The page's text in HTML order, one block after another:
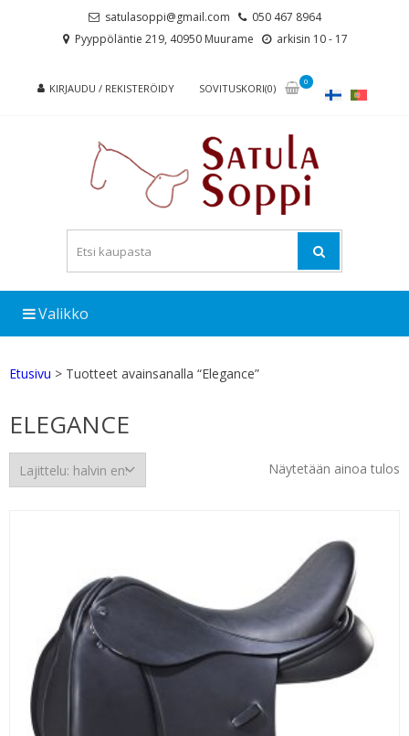
satulasoppi@gmail.com
050 467 8964
Pyyppöläntie 219, 40950 Muurame
arkisin 10 - 17
KIRJAUDU / REKISTERÖIDY SOVITUSKORI(0)
0
Valikko
Etusivu > Tuotteet avainsanalla “Elegance”
ELEGANCE
Näytetään ainoa tulos